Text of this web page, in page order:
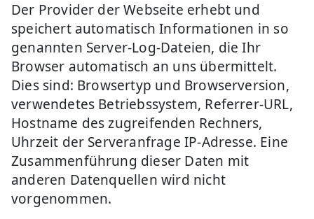
Der Provider der Webseite erhebt und
speichert automatisch Informationen in so
genannten Server-Log-Dateien, die Ihr
Browser automatisch an uns übermittelt.
Dies sind: Browsertyp und Browserversion,
verwendetes Betriebssystem, Referrer-URL,
Hostname des zugreifenden Rechners,
Uhrzeit der Serveranfrage IP-Adresse. Eine
Zusammenführung dieser Daten mit
anderen Datenquellen wird nicht
vorgenommen.